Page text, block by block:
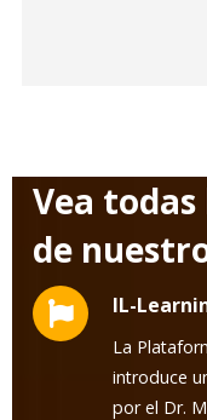
Vea
de
IL-
La
introduce
por el Dr.